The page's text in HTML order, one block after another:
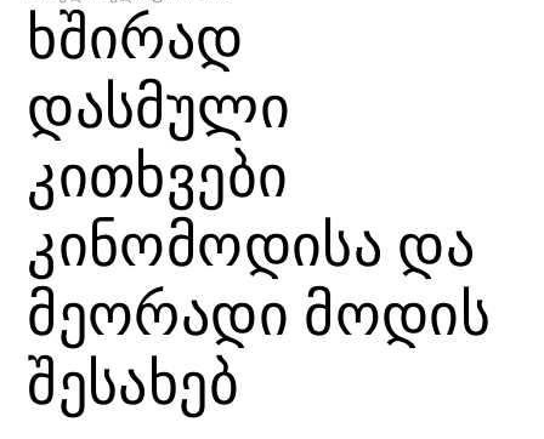
ხშირად
დასმული
კითხვები
კინომოდისა და
მეორადი მოდის
შესახებ